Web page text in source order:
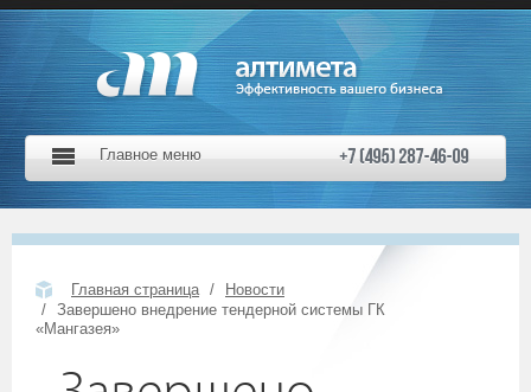
Главное меню
Главная страница
Новости
Завершено внедрение тендерной системы ГК
«Мангазея»